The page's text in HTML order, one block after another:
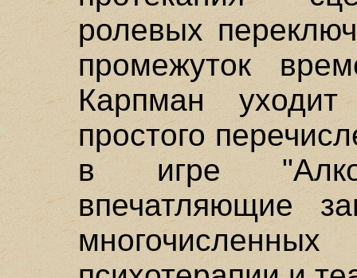
ролевых
промежуток
Карпман
простого
в игре
впечатляющие